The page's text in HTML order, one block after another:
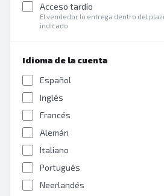
Acceso tardío
El vendedor lo entrega dentro del
indicado
Idioma de la cuenta
Español
Inglés
Francés
Alemán
Italiano
Portugués
Neerlandés